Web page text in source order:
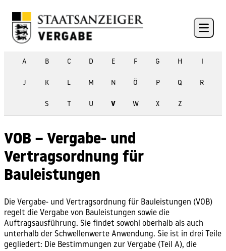
Open
A B C D E F G H I
J K L M N Ö P Q R
S T U V W X Z
VOB – Vergabe- und
Vertragsordnung für
Bauleistungen
Die Vergabe- und Vertragsordnung für Bauleistungen (VOB)
regelt die Vergabe von Bauleistungen sowie die
Auftragsausführung. Sie findet sowohl oberhalb als auch
unterhalb der Schwellenwerte Anwendung. Sie ist in drei Teile
gegliedert: Die Bestimmungen zur Vergabe (Teil A), die